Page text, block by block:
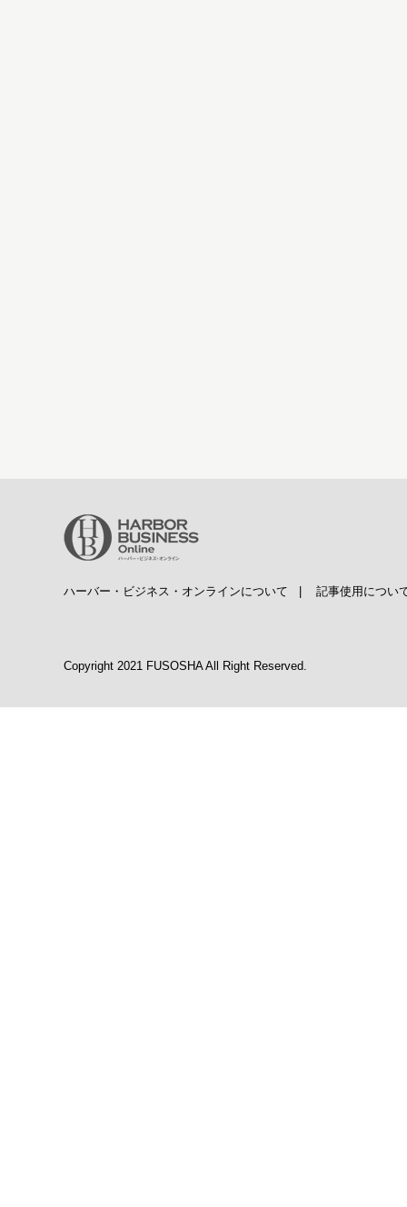
ハーバー・ビジネス・オンラインについて | 記事使用につい
Copyright 2021 FUSOSHA All Right Reserved.